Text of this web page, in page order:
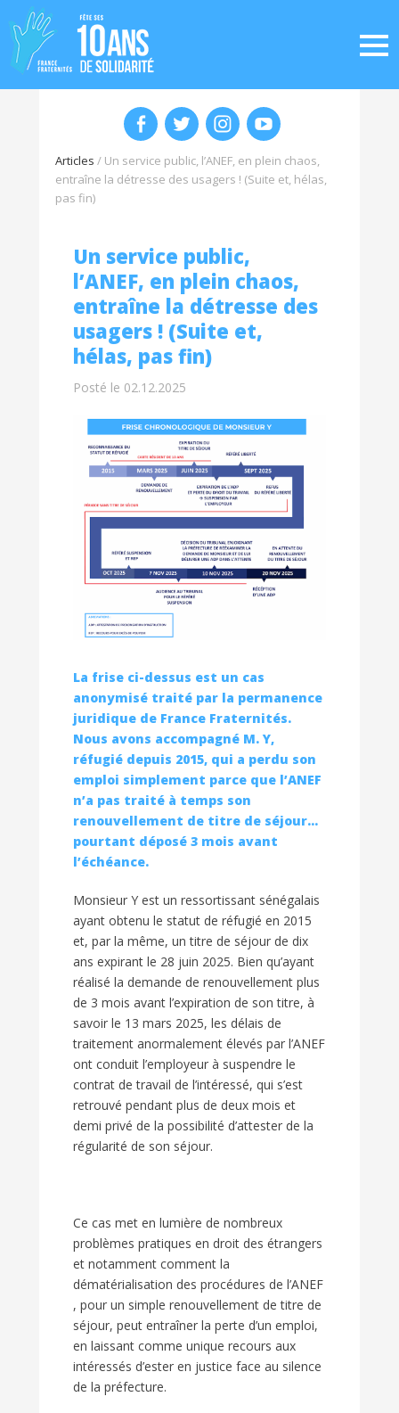
Articles / Un service public, l’ANEF, en plein chaos,
entraîne la détresse des usagers ! (Suite et, hélas,
pas fin)
Un service public,
l’ANEF, en plein chaos,
entraîne la détresse des
usagers ! (Suite et,
hélas, pas fin)
Posté le 02.12.2025
La frise ci-dessus est un cas
anonymisé traité par la permanence
juridique de France Fraternités.
Nous avons accompagné M. Y,
réfugié depuis 2015, qui a perdu son
emploi simplement parce que l’ANEF
n’a pas traité à temps son
renouvellement de titre de séjour…
pourtant déposé 3 mois avant
l’échéance.
Monsieur Y est un ressortissant sénégalais
ayant obtenu le statut de réfugié en 2015
et, par la même, un titre de séjour de dix
ans expirant le 28 juin 2025. Bien qu’ayant
réalisé la demande de renouvellement plus
de 3 mois avant l’expiration de son titre, à
savoir le 13 mars 2025, les délais de
traitement anormalement élevés par l’ANEF
ont conduit l’employeur à suspendre le
contrat de travail de l’intéressé, qui s’est
retrouvé pendant plus de deux mois et
demi privé de la possibilité d’attester de la
régularité de son séjour.
Ce cas met en lumière de nombreux
problèmes pratiques en droit des étrangers
et notamment comment la
dématérialisation des procédures de l’ANEF
, pour un simple renouvellement de titre de
séjour, peut entraîner la perte d’un emploi,
en laissant comme unique recours aux
intéressés d’ester en justice face au silence
de la préfecture.